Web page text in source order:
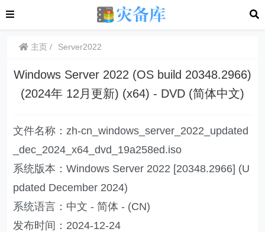
主页 Server2022
Windows Server 2022 (OS build 20348.2966)
(2024年 12月更新) (x64) - DVD (简体中文)
文件名称：zh-cn_windows_server_2022_updated
_dec_2024_x64_dvd_19a258ed.iso
系统版本：Windows Server 2022 [20348.2966] (U
pdated December 2024)
系统语言：中文 - 简体 - (CN)
发布时间：2024-12-24